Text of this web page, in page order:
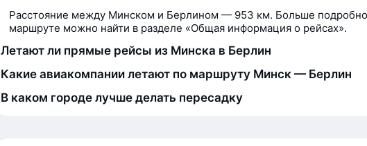
Расстояние между Минском и Берлином — 953 км. Больше
маршруте можно найти в разделе «Общая информация о рейсах».
Летают ли прямые рейсы из Минска в Берлин
Какие авиакомпании летают по маршруту Минск — Берлин
В каком городе лучше делать пересадку